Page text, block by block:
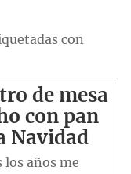
con
de mesa
con pan
Navidad
los años me